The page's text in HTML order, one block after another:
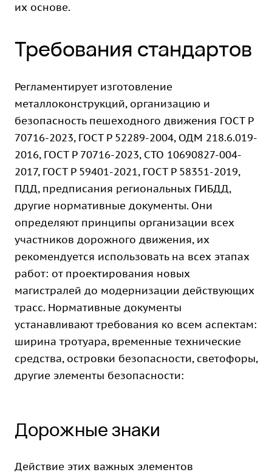
их основе.
Требования стандартов
Регламентирует изготовление
металлоконструкций, организацию и
безопасность пешеходного движения ГОСТ Р
70716-2023, ГОСТ Р 52289-2004, ОДМ 218.6.019-
2016, ГОСТ Р 70716-2023, СТО 10690827-004-
2017, ГОСТ Р 59401-2021, ГОСТ Р 58351-2019,
ПДД, предписания региональных ГИБДД,
другие нормативные документы. Они
определяют принципы организации всех
участников дорожного движения, их
рекомендуется использовать на всех этапах
работ: от проектирования новых
магистралей до модернизации действующих
трасс. Нормативные документы
устанавливают требования ко всем аспектам:
ширина тротуара, временные технические
средства, островки безопасности, светофоры,
другие элементы безопасности:
Дорожные знаки
Действие этих важных элементов